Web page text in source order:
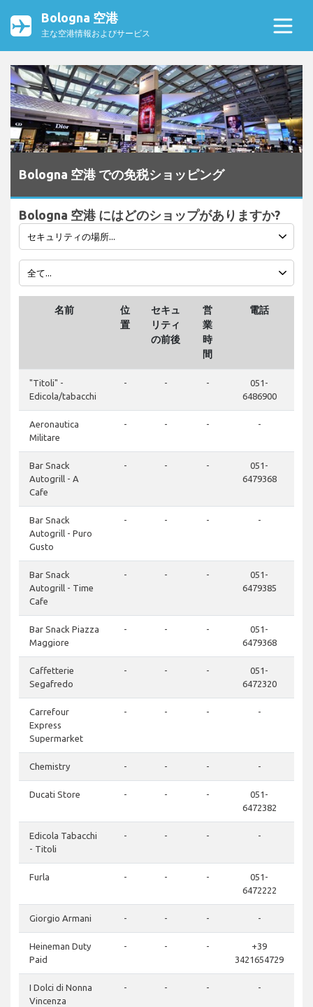
Bologna 空港
主な空港情報およびサービス
Bologna 空港 での免税ショッピング
Bologna 空港 にはどのショップがありますか?
名前
位
置
セキュ
リティ
の前後
営
業
時
間
電話
"Titoli" -
Edicola/tabacchi
- - -
051-
6486900
Aeronautica
Militare
- - - -
Bar Snack
Autogrill - A
Cafe
- - -
051-
6479368
Bar Snack
Autogrill - Puro
Gusto
- - - -
Bar Snack
Autogrill - Time
Cafe
- - -
051-
6479385
Bar Snack Piazza
Maggiore
- - -
051-
6479368
Caffetterie
Segafredo
- - -
051-
6472320
Carrefour
Express
Supermarket
- - - -
Chemistry - - - -
Ducati Store - - -
051-
6472382
Edicola Tabacchi
- Titoli
- - - -
Furla - - -
051-
6472222
Giorgio Armani - - - -
Heineman Duty
Paid
- - -
+39
3421654729
I Dolci di Nonna
Vincenza
- - - -